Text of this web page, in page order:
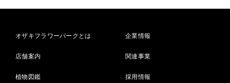
オザキフラワーパークとは
店舗案内
植物図鑑
企業情報
関連事業
採用情報